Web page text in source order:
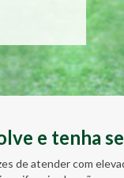
e tenha
de atender com